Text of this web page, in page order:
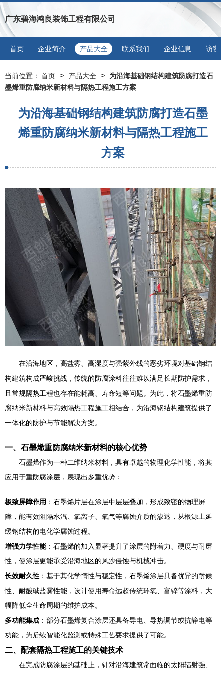
广东碧海鸿良装饰工程有限公司
首页 企业简介 产品大全 联系我们 企业信息 访客
当前位置： 首页 > 产品大全 >
为沿海基础钢结构建筑防腐打造石
墨烯重防腐纳米新材料与隔热工程施工方案
为沿海基础钢结构建筑防腐打造石墨
烯重防腐纳米新材料与隔热工程施工
方案
在沿海地区，高盐雾、高湿度与强紫外线的恶劣环境对基础钢结
构建筑构成严峻挑战，传统的防腐涂料往往难以满足长期防护需求，
且常规隔热工程也存在能耗高、寿命短等问题。为此，将石墨烯重防
腐纳米新材料与高效隔热工程施工相结合，为沿海钢结构建筑提供了
一体化的防护与节能解决方案。
一、石墨烯重防腐纳米新材料的核心优势
石墨烯作为一种二维纳米材料，具有卓越的物理化学性能，将其
应用于重防腐涂层，展现出多重优势：
极致屏障作用 ：石墨烯片层在涂层中层层叠加，形成致密的物理屏
障，能有效阻隔水汽、氯离子、氧气等腐蚀介质的渗透，从根源上延
缓钢结构的电化学腐蚀过程。
增强力学性能：石墨烯的加入显著提升了涂层的附着力、硬度与耐磨
性，使涂层更能承受沿海地区的风沙侵蚀与机械冲击。
长效耐久性 ：基于其化学惰性与稳定性，石墨烯涂层具备优异的耐候
性、耐酸碱盐雾性能，设计使用寿命远超传统环氧、富锌等涂料，大
幅降低全生命周期的维护成本。
多功能集成 ：部分石墨烯复合涂层还具备导电、导热调节或抗静电等
功能，为后续智能化监测或特殊工艺要求提供了可能。
二、配套隔热工程施工的关键技术
在完成防腐涂层的基础上，针对沿海建筑常面临的太阳辐射强、